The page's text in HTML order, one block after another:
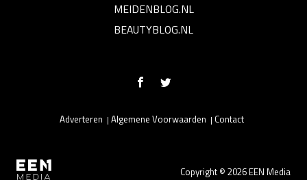
MEIDENBLOG.NL
BEAUTYBLOG.NL
Copyright © 2026 EEN Media
Adverteren Algemene Voorwaarden Contact